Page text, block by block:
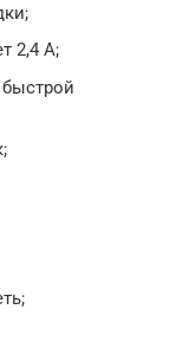
2,4 А;